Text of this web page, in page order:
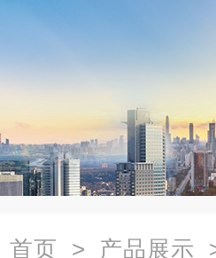
首页 > 产品展示